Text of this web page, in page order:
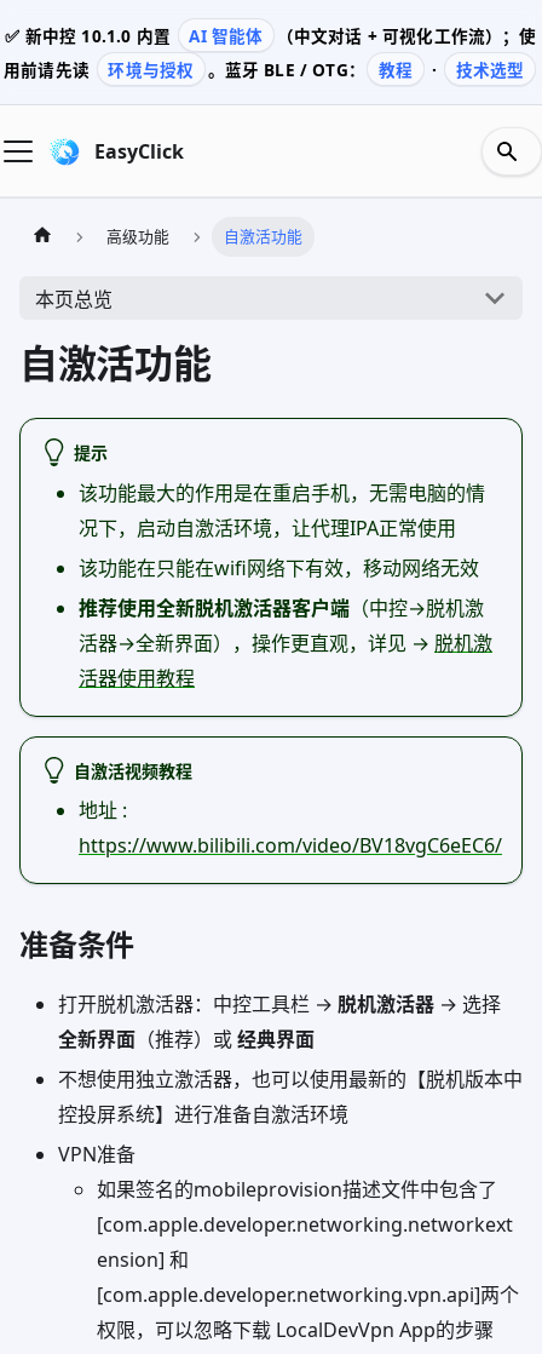
✅ 新中控 10.1.0 内置 AI 智能体
（中文对话 + 可视化工作流）；使
用前请先读
环境与授权 。蓝牙 BLE / OTG： 教程 · 技术选型
EasyClick
高级功能 自激活功能
本页总览
自激活功能
提示
该功能最大的作用是在重启手机，无需电脑的情
况下，启动自激活环境，让代理IPA正常使用
该功能在只能在wifi网络下有效，移动网络无效
推荐使用全新脱机激活器客户端 （中控→脱机激
活器→全新界面），操作更直观，详见 → 脱机激
活器使用教程
自激活视频教程
地址 :
https://www.bilibili.com/video/BV18vgC6eEC6/
准备条件
打开脱机激活器：中控工具栏 → 脱机激活器 → 选择
全新界面 （推荐）或经典界面
不想使用独立激活器，也可以使用最新的【脱机版本中
控投屏系统】进行准备自激活环境
VPN准备
如果签名的mobileprovision描述文件中包含了
[com.apple.developer.networking.networkext
ension] 和
[com.apple.developer.networking.vpn.api]两个
权限，可以忽略下载 LocalDevVpn App的步骤